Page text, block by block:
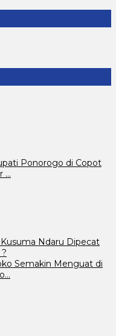
Ponorogo di Copot
…
Ndaru Dipecat
Semakin Menguat di